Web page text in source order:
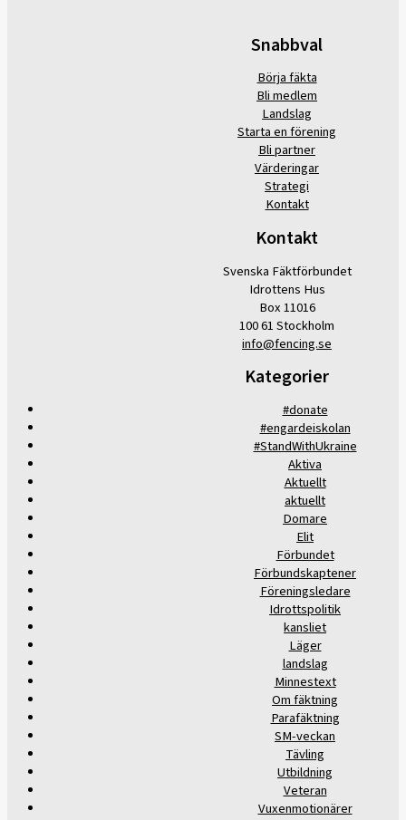
Snabbval
Börja fäkta
Bli medlem
Landslag
Starta en förening
Bli partner
Värderingar
Strategi
Kontakt
Kontakt
Svenska Fäktförbundet
Idrottens Hus
Box 11016
100 61 Stockholm
info@fencing.se
Kategorier
#donate
#engardeiskolan
#StandWithUkraine
Aktiva
Aktuellt
aktuellt
Domare
Elit
Förbundet
Förbundskaptener
Föreningsledare
Idrottspolitik
kansliet
Läger
landslag
Minnestext
Om fäktning
Parafäktning
SM-veckan
Tävling
Utbildning
Veteran
Vuxenmotionärer